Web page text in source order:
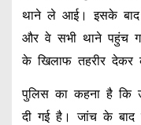
थाने ले आई। इसके बाद
और वे सभी थाने पहुंच
के खिलाफ तहरीर देकर
पुलिस का कहना है कि
दी गई है। जांच के बाद